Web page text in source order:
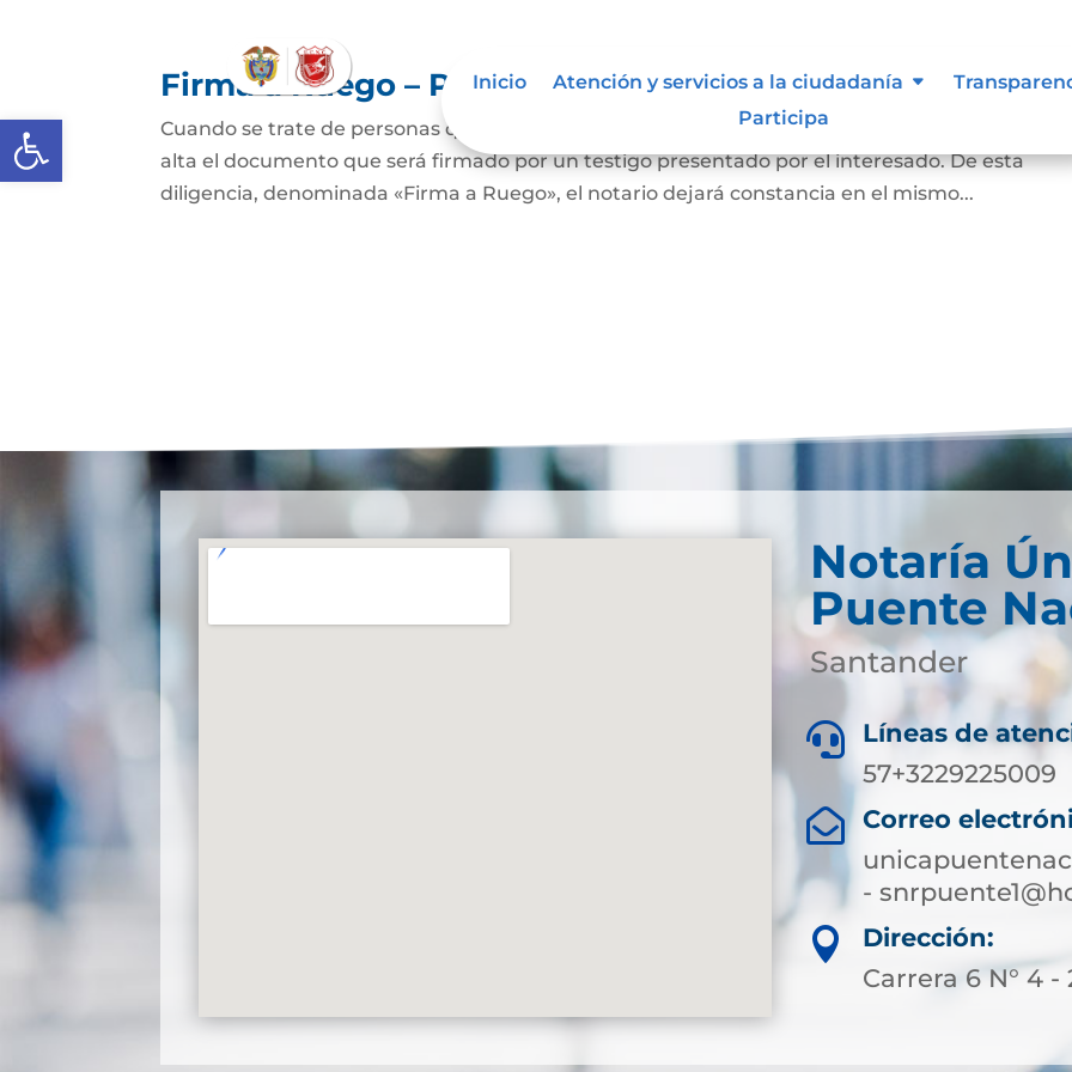
Abrir barra de herramientas
Inicio Atención y servicios a la ciudadanía
Participa
Firma a Ruego – Personas que no saben o no puede
Cuando se trate de personas que no sepan o no puedan firmar, en la diligencia se leerá en voz
alta el documento que será firmado por un testigo presentado por el interesado. De esta
diligencia, denominada «Firma a Ruego», el notario dejará constancia en el mismo...
Notaría
Puente
Santander

Líneas de
57+3229225009

Correo
-

Dirección:
Carrera 6 N° 4